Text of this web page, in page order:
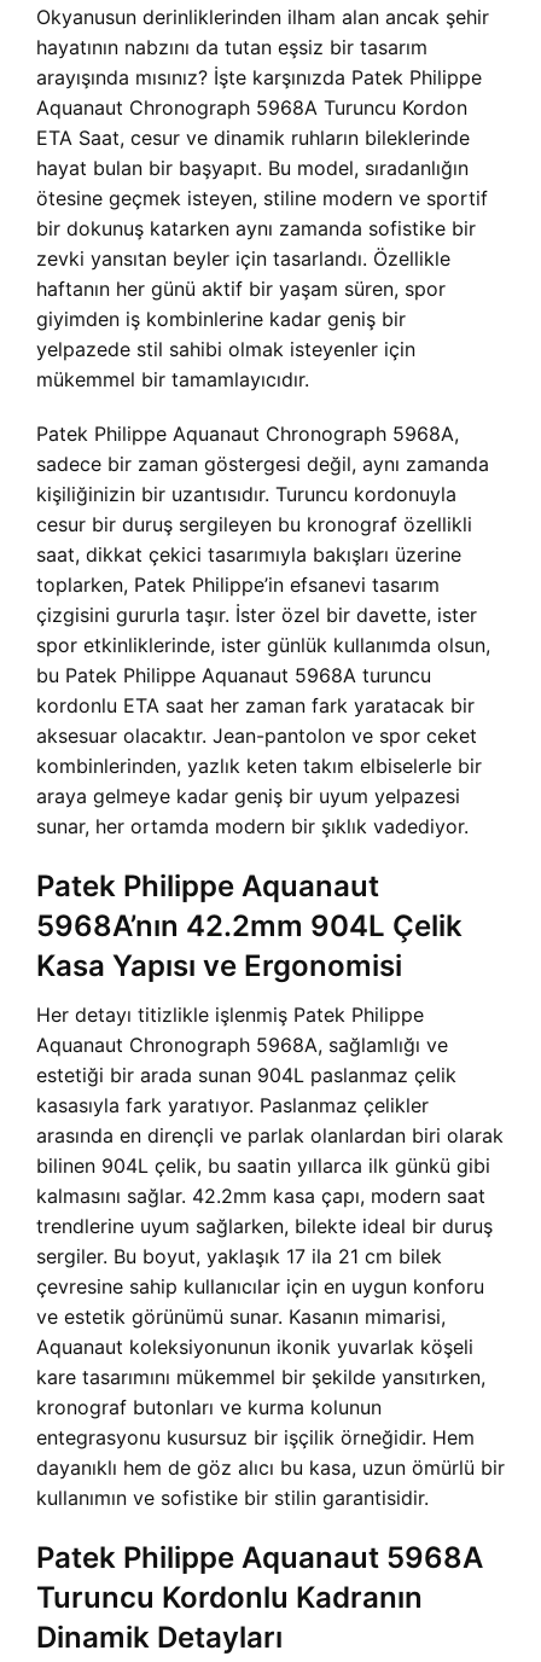
Okyanusun derinliklerinden ilham alan ancak şehir
hayatının nabzını da tutan eşsiz bir tasarım
arayışında mısınız? İşte karşınızda Patek Philippe
Aquanaut Chronograph 5968A Turuncu Kordon
ETA Saat, cesur ve dinamik ruhların bileklerinde
hayat bulan bir başyapıt. Bu model, sıradanlığın
ötesine geçmek isteyen, stiline modern ve sportif
bir dokunuş katarken aynı zamanda sofistike bir
zevki yansıtan beyler için tasarlandı. Özellikle
haftanın her günü aktif bir yaşam süren, spor
giyimden iş kombinlerine kadar geniş bir
yelpazede stil sahibi olmak isteyenler için
mükemmel bir tamamlayıcıdır.
Patek Philippe Aquanaut Chronograph 5968A,
sadece bir zaman göstergesi değil, aynı zamanda
kişiliğinizin bir uzantısıdır. Turuncu kordonuyla
cesur bir duruş sergileyen bu kronograf özellikli
saat, dikkat çekici tasarımıyla bakışları üzerine
toplarken, Patek Philippe’in efsanevi tasarım
çizgisini gururla taşır. İster özel bir davette, ister
spor etkinliklerinde, ister günlük kullanımda olsun,
bu Patek Philippe Aquanaut 5968A turuncu
kordonlu ETA saat her zaman fark yaratacak bir
aksesuar olacaktır. Jean-pantolon ve spor ceket
kombinlerinden, yazlık keten takım elbiselerle bir
araya gelmeye kadar geniş bir uyum yelpazesi
sunar, her ortamda modern bir şıklık vadediyor.
Patek Philippe Aquanaut
5968A’nın 42.2mm 904L Çelik
Kasa Yapısı ve Ergonomisi
Her detayı titizlikle işlenmiş Patek Philippe
Aquanaut Chronograph 5968A, sağlamlığı ve
estetiği bir arada sunan 904L paslanmaz çelik
kasasıyla fark yaratıyor. Paslanmaz çelikler
arasında en dirençli ve parlak olanlardan biri olarak
bilinen 904L çelik, bu saatin yıllarca ilk günkü gibi
kalmasını sağlar. 42.2mm kasa çapı, modern saat
trendlerine uyum sağlarken, bilekte ideal bir duruş
sergiler. Bu boyut, yaklaşık 17 ila 21 cm bilek
çevresine sahip kullanıcılar için en uygun konforu
ve estetik görünümü sunar. Kasanın mimarisi,
Aquanaut koleksiyonunun ikonik yuvarlak köşeli
kare tasarımını mükemmel bir şekilde yansıtırken,
kronograf butonları ve kurma kolunun
entegrasyonu kusursuz bir işçilik örneğidir. Hem
dayanıklı hem de göz alıcı bu kasa, uzun ömürlü bir
kullanımın ve sofistike bir stilin garantisidir.
Patek Philippe Aquanaut 5968A
Turuncu Kordonlu Kadranın
Dinamik Detayları